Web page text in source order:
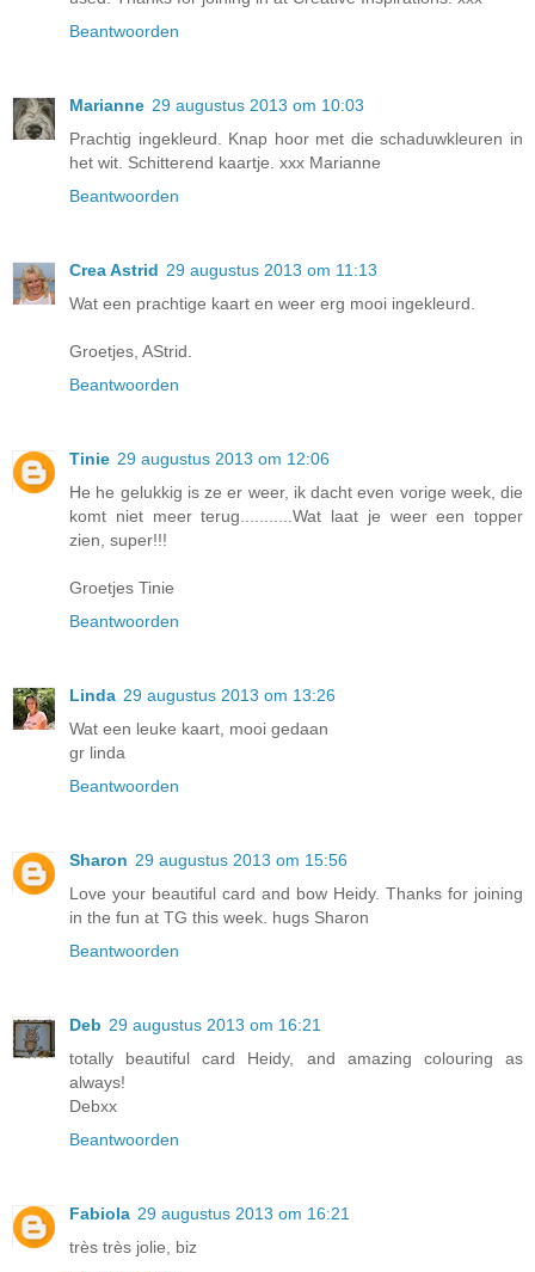
Beantwoorden
Marianne 29 augustus 2013 om 10:03
Prachtig ingekleurd. Knap hoor met die schaduwkleuren in
het wit. Schitterend kaartje. xxx Marianne
Beantwoorden
Crea Astrid 29 augustus 2013 om 11:13
Wat een prachtige kaart en weer erg mooi ingekleurd.
Groetjes, AStrid.
Beantwoorden
Tinie 29 augustus 2013 om 12:06
He he gelukkig is ze er weer, ik dacht even vorige week, die
komt niet meer terug...........Wat laat je weer een topper
zien, super!!!
Groetjes Tinie
Beantwoorden
Linda 29 augustus 2013 om 13:26
Wat een leuke kaart, mooi gedaan
gr linda
Beantwoorden
Sharon 29 augustus 2013 om 15:56
Love your beautiful card and bow Heidy. Thanks for joining
in the fun at TG this week. hugs Sharon
Beantwoorden
Deb 29 augustus 2013 om 16:21
totally beautiful card Heidy, and amazing colouring as
always!
Debxx
Beantwoorden
Fabiola 29 augustus 2013 om 16:21
très très jolie, biz